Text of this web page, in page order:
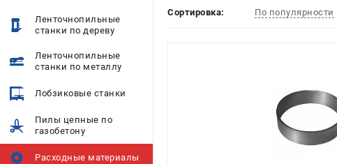
Ленточнопильные
станки по дереву
Ленточнопильные
станки по металлу
Лобзиковые станки
Пилы цепные по
газобетону
Расходные материалы
Сортировка: По популярности